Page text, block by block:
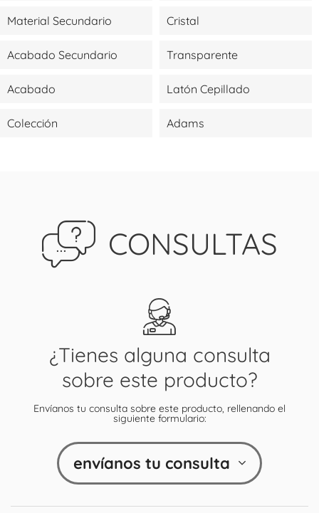
Material Secundario Cristal
Acabado Secundario Transparente
Acabado Latón Cepillado
Colección Adams
CONSULTAS
¿Tienes alguna consulta
sobre este producto?
Envíanos tu consulta sobre este producto, rellenando el
siguiente formulario:
envíanos tu consulta